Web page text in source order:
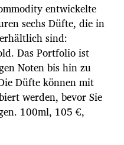
entwickelte
sechs Düfte, die in
sind:
Das Portfolio ist
Noten bis hin zu
Düfte können mit
werden, bevor Sie
100ml, 105 €,